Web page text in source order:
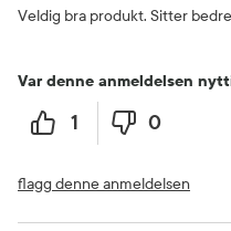
Veldig bra produkt. Sitter
Var denne anmeldelsen
1 0
flagg denne anmeldelsen